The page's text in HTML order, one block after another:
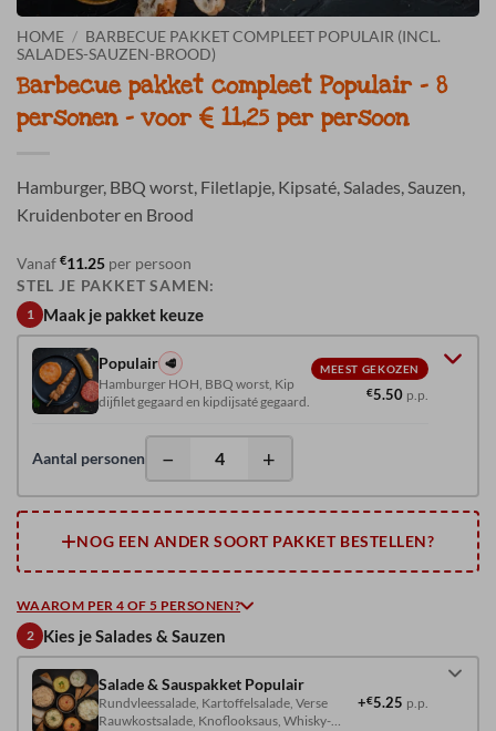
HOME / BARBECUE PAKKET COMPLEET POPULAIR (INCL.
SALADES-SAUZEN-BROOD)
Barbecue pakket compleet Populair – 8
personen – voor € 11,25 per persoon
Hamburger, BBQ worst, Filetlapje, Kipsaté, Salades, Sauzen,
Kruidenboter en Brood
Vanaf €11.25 per persoon
STEL JE PAKKET SAMEN:
1 Maak je pakket keuze
Populair 🥩
Hamburger HOH, BBQ worst, Kip
dijfilet gegaard en kipdijsaté gegaard.
MEEST GEKOZEN
€5.50 p.p.
Aantal personen − +
NOG EEN ANDER SOORT PAKKET BESTELLEN?
WAAROM PER 4 OF 5 PERSONEN?
2
Kies je Salades & Sauzen
Salade & Sauspakket Populair
Rundvleessalade, Kartoffelsalade, Verse
Rauwkostsalade, Knoflooksaus, Whisky-
+€5.25 p.p.